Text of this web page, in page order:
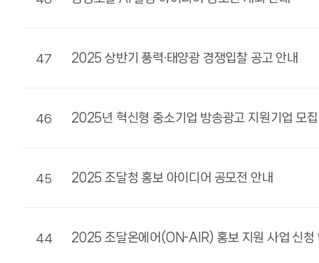
47 2025 상반기 풍력·태양광 경쟁입찰 공고 안내
46 2025년 혁신형 중소기업 방송광고 지원기업 모집
45 2025 조달청 홍보 아이디어 공모전 안내
44 2025 조달온에어(ON-AIR) 홍보 지원 사업 신청